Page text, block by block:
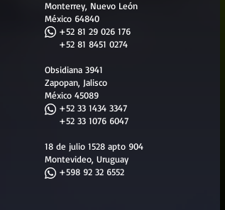
Monterrey, Nuevo León
México 64840
​ +52 81 29 026 176
+52 81 8451 0274
Obsidiana 3941
Zapopan, Jalisco
México 45089
+52 33 1434 3347
+52 33 1076 6047
18 de julio 1528 apto 904
Montevideo, Uruguay
+598 92 32 6552